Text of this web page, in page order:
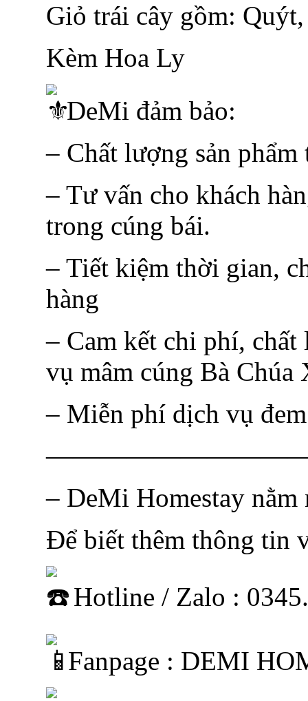
Giỏ trái cây gồm:
Kèm Hoa Ly
DeMi đảm bảo:
– Chất lượng sản
– Tư vấn cho khách
trong cúng bái.
– Tiết kiệm thời gian,
hàng
– Cam kết chi phí,
vụ mâm cúng Bà Chúa
– Miễn phí dịch vụ
– DeMi Homestay
Để biết thêm thông tin
Hotline / Zalo :
Fanpage : DEMI